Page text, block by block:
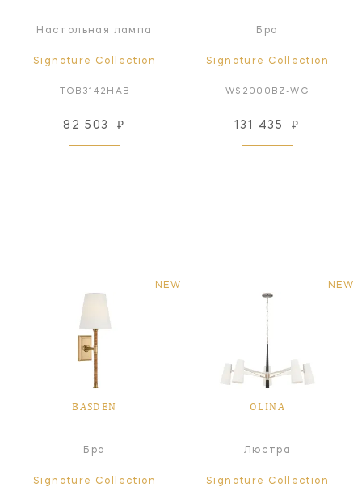
Настольная лампа
Signature Collection
TOB3142HAB
82 503 ₽
Бра
Signature Collection
WS2000BZ-WG
131 435 ₽
NEW
BASDEN
Бра
Signature Collection
NEW
OLINA
Люстра
Signature Collection